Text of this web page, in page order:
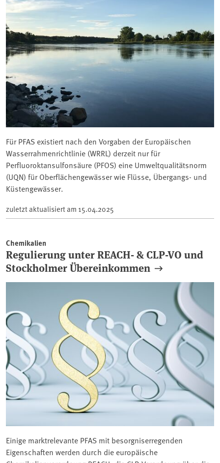
Für PFAS existiert nach den Vorgaben der Europäischen
Wasserrahmenrichtlinie (WRRL) derzeit nur für
Perfluoroktansulfonsäure (PFOS) eine Umweltqualitätsnorm
(UQN) für Oberflächengewässer wie Flüsse, Übergangs- und
Küstengewässer.
zuletzt aktualisiert am 15.04.2025
Chemikalien
Regulierung unter REACH- & CLP-VO und
Stockholmer Übereinkommen
Einige marktrelevante PFAS mit besorgniserregenden
Eigenschaften werden durch die europäische